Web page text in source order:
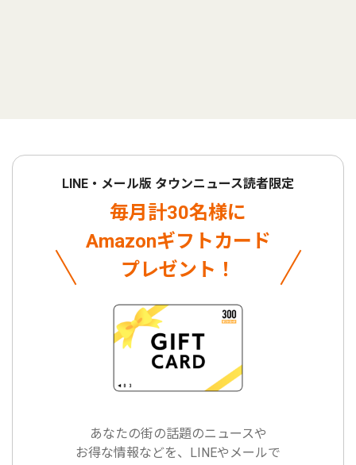
LINE・メール版 タウンニュース読者限定
毎月計30名様に
Amazonギフトカード
プレゼント！
あなたの街の話題のニュースや
お得な情報などを、LINEやメールで